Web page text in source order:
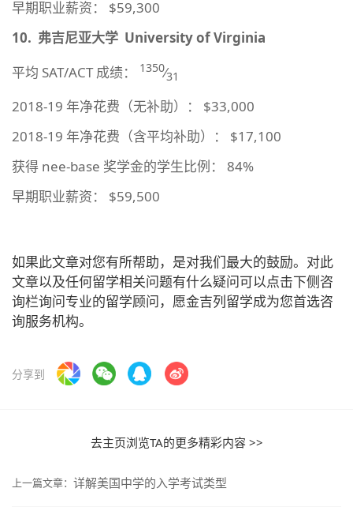
早期职业薪资： $59,300
10. 弗吉尼亚大学 University of Virginia
平均 SAT/ACT 成绩：
1350⁄31
2018-19 年净花费（无补助）： $33,000
2018-19 年净花费（含平均补助）： $17,100
获得 nee-base 奖学金的学生比例： 84%
早期职业薪资： $59,500
如果此文章对您有所帮助，是对我们最大的鼓励。对此
文章以及任何留学相关问题有什么疑问可以点击下侧咨
询栏询问专业的留学顾问，愿金吉列留学成为您首选咨
询服务机构。
分享到
去主页浏览TA的更多精彩内容 >>
上一篇文章： 详解美国中学的入学考试类型